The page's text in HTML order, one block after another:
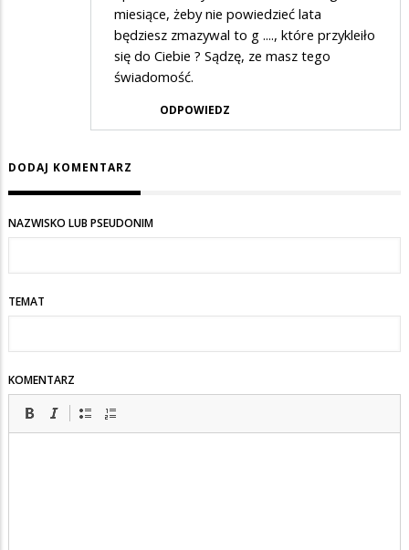
miesiące, żeby nie powiedzieć lata
będziesz zmazywal to g ...., które przykleiło
się do Ciebie ? Sądzę, ze masz tego
świadomość.
ODPOWIEDZ
DODAJ KOMENTARZ
NAZWISKO LUB PSEUDONIM
TEMAT
KOMENTARZ